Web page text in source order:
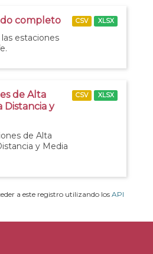
completo
estaciones
CSV XLSX
de Alta
Distancia y
de Alta
y Media
CSV XLSX
a este registro utilizando los API